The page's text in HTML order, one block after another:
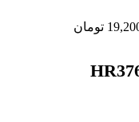
تومان